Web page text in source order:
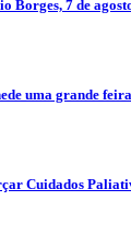
Borges, 7 de
uma grande
Cuidados